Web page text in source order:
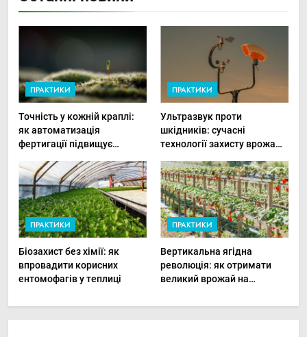
ПРАКТИКИ
Точність у кожній краплі:
як автоматизація
фертигації підвищує
ПРАКТИКИ
Ультразвук проти
шкідників: сучасні
технології захисту врожаю
ПРАКТИКИ
Біозахист без хімії: як
впровадити корисних
ентомофагів у теплиці
ПРАКТИКИ
Вертикальна ягідна
революція: як отримати
великий врожай на